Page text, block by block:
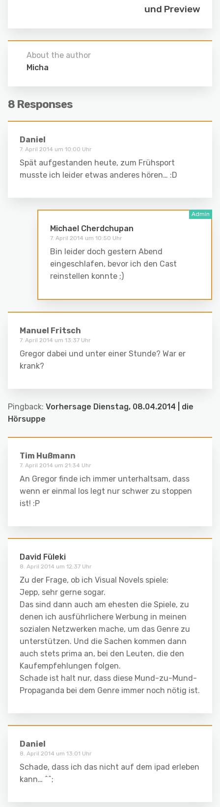
und Preview
About the author
Micha
8 Responses
Daniel
7. April 2014 um 10:00 Uhr
Spät aufgestanden heute, zum Frühsport
musste ich leider etwas anderes hören… :D
Michael Cherdchupan
7. April 2014 um 10:50 Uhr
Bin leider doch gestern Abend
eingeschlafen, bevor ich den Cast
reinstellen konnte ;)
Manuel Fritsch
7. April 2014 um 13:37 Uhr
Gregor dabei und unter einer Stunde? War er
krank?
Pingback: Vorhersage Dienstag, 08.04.2014 | die
Hörsuppe
Tim Hußmann
7. April 2014 um 21:34 Uhr
An Gregor finde ich immer unterhaltsam, dass
wenn er einmal los legt nur schwer zu stoppen
ist! :P
David Füleki
8. April 2014 um 12:37 Uhr
Zu der Frage, ob ich Visual Novels spiele:
Jepp, sehr gerne sogar.
Das sind dann auch am ehesten die Spiele, zu
denen ich ausführlichere Werbung in meinen
sozialen Netzwerken mache, um das Genre zu
unterstützen. Und die Sachen kommen dann
auch stets prima an, bei den Leuten, die den
Kaufempfehlungen folgen.
Schade ist halt nur, dass diese Mund-zu-Mund-
Propaganda bei dem Genre immer noch nötig ist.
Daniel
8. April 2014 um 13:01 Uhr
Schade, dass ich das nicht auf dem ipad erleben
kann… ^^;